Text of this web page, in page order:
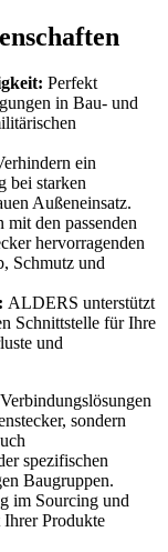
Perfekt
in Bau- und
ein
bei starken
Außeneinsatz.
den passenden
hervorragenden
Schmutz und
ALDERS unterstützt
Schnittstelle für Ihre
und
sondern
spezifischen
Baugruppen.
im Sourcing und
Produkte